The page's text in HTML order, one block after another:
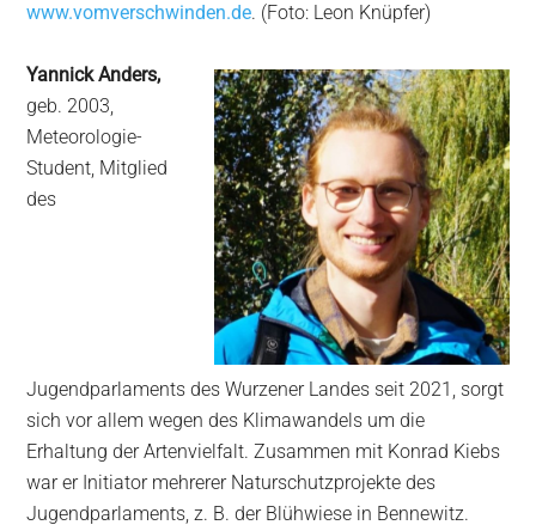
www.vomverschwinden.de. (Foto: Leon Knüpfer)
Yannick Anders,
geb. 2003,
Meteorologie-
Student, Mitglied
des
Jugendparlaments des Wurzener Landes seit 2021, sorgt
sich vor allem wegen des Klimawandels um die
Erhaltung der Artenvielfalt. Zusammen mit Konrad Kiebs
war er Initiator mehrerer Naturschutzprojekte des
Jugendparlaments, z. B. der Blühwiese in Bennewitz.